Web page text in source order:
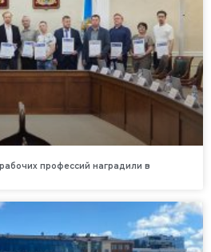
профессий наградили в